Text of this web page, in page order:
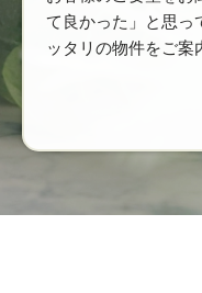
お客様のご要望を
て良かった」と思っ